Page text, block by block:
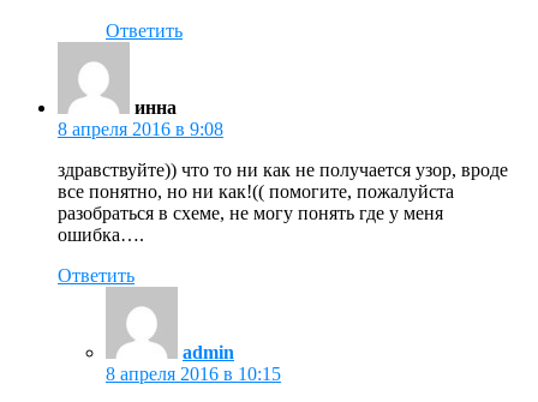
Ответить
инна
8 апреля 2016 в 9:08
здравствуйте)) что то ни как не получается узор, вроде
все понятно, но ни как!(( помогите, пожалуйста
разобраться в схеме, не могу понять где у меня
ошибка….
Ответить
admin
8 апреля 2016 в 10:15